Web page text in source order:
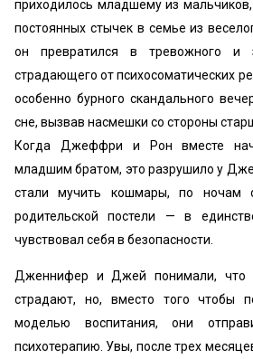
приходилось младшему из
постоянных стычек в семье из
он превратился в тревожного и
страдающего от психосоматических
особенно бурного скандального
сне, вызвав насмешки со стороны
Когда Джеффри и Рон вместе
младшим братом, это разрушило у
стали мучить кошмары, по ночам
родительской постели — в
чувствовал себя в безопасности.
Дженнифер и Джей понимали, что
страдают, но, вместо того чтобы
моделью воспитания, они
психотерапию. Увы, после трех